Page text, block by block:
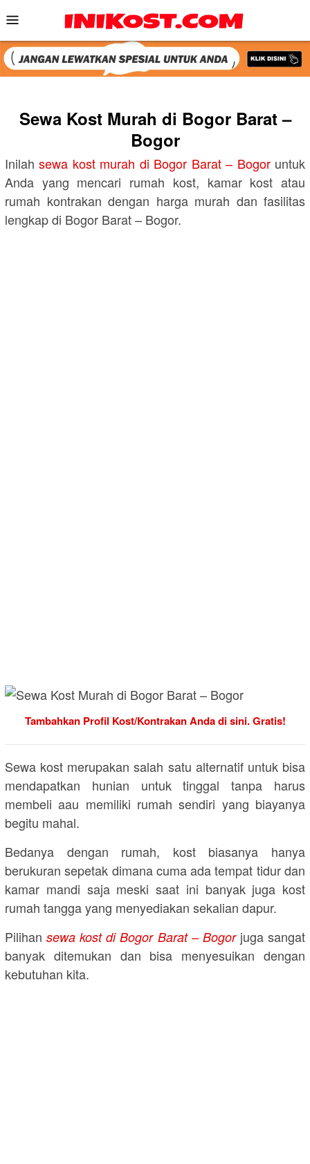
to
content
Mobile
Menu
Sewa Kost Murah di Bogor Barat –
Bogor
Inilahsewa kost murah di Bogor Barat – Bogoruntuk
Anda yang mencari rumah kost, kamar kost atau
rumah kontrakan dengan harga murah dan fasilitas
lengkap di Bogor Barat – Bogor.
Tambahkan Profil Kost/Kontrakan Anda di sini. Gratis!
Sewa kost merupakan salah satu alternatif untuk bisa
mendapatkan hunian untuk tinggal tanpa harus
membeli aau memiliki rumah sendiri yang biayanya
begitu mahal.
Bedanya dengan rumah, kost biasanya hanya
berukuran sepetak dimana cuma ada tempat tidur dan
kamar mandi saja meski saat ini banyak juga kost
rumah tangga yang menyediakan sekalian dapur.
Pilihansewa kost di Bogor Barat – Bogorjuga sangat
banyak ditemukan dan bisa menyesuikan dengan
kebutuhan kita.